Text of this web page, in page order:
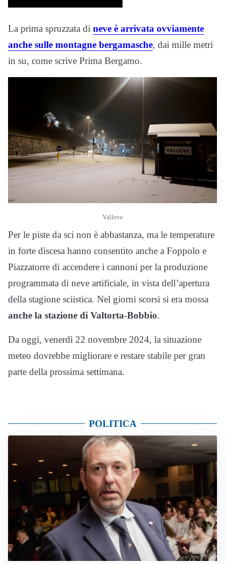
La prima spruzzata di neve è arrivata ovviamente
anche sulle montagne bergamasche, dai mille metri
in su, come scrive Prima Bergamo.
Valleve
Per le piste da sci non è abbastanza, ma le temperature
in forte discesa hanno consentito anche a Foppolo e
Piazzatorre di accendere i cannoni per la produzione
programmata di neve artificiale, in vista dell’apertura
della stagione sciistica. Nel giorni scorsi si era mossa
anche la stazione di Valtorta-Bobbio.
Da oggi, venerdì 22 novembre 2024, la situazione
meteo dovrebbe migliorare e restare stabile per gran
parte della prossima settimana.
POLITICA